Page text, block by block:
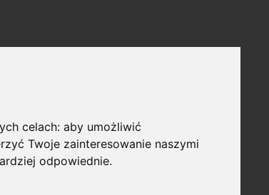
celach:aby umożliwić
Twoje zainteresowanie naszymi
odpowiednie.